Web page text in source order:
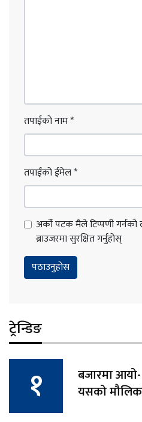
तपाईंको नाम*
तपाईंको ईमेल*
अर्को पटक मैले टिप्पणी
ब्राउजरमा सुरक्षित गर्नुहोस्
ट्रेन्डिङ
बजारमा
यसको